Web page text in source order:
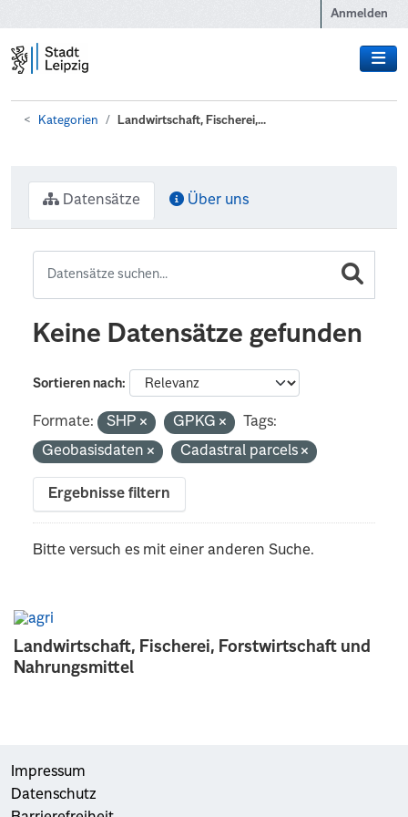
Anmelden
Kategorien Landwirtschaft, Fischerei,...
Landwirtschaft, Fischerei, Forstwirtschaft und
Nahrungsmittel
Datensätze Über uns
Keine Datensätze gefunden
Sortieren nach
Formate: SHP GPKG
Tags:
Geobasisdaten
Cadastral parcels
Ergebnisse filtern
Bitte versuch es mit einer anderen Suche.
Impressum
Datenschutz